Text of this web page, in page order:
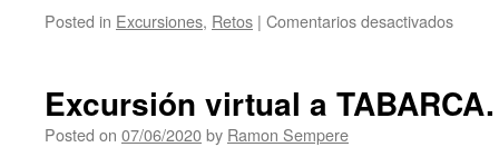
Posted in Excursiones, Retos | Comentarios desactivados
la
Excursión virtual a TABARCA.
Posted on 07/06/2020by Ramon Sempere